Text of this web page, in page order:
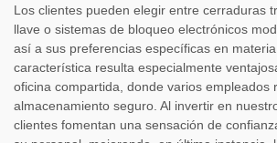
Los clientes pueden elegir entre cerraduras
llave o sistemas de bloqueo electrónicos
así a sus preferencias específicas en
característica resulta especialmente
oficina compartida, donde varios empleados
almacenamiento seguro. Al invertir en
clientes fomentan una sensación de